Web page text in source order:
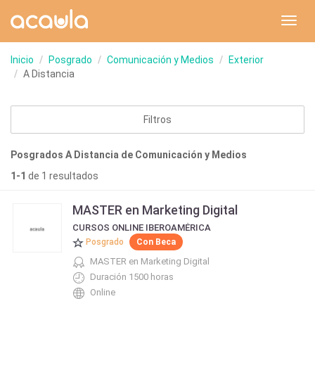
Inicio Posgrado Comunicación y Medios
Exterior
A Distancia
Filtros
Posgrados A Distancia de Comunicación y Medios
1-1 de 1 resultados
MASTER en Marketing Digital
CURSOS ONLINE IBEROAMÉRICA
Posgrado Con Beca
MASTER en Marketing Digital
Duración 1500 horas
Online